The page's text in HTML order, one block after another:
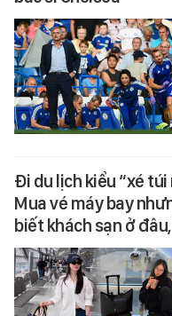
Đi du lịch kiểu “xé
Mua vé máy bay
biết khách sạn ở